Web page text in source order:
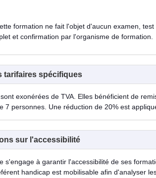
formation ne fait l'objet d'aucun examen,
et confirmation par l'organisme de formation.
tarifaires spécifiques
exonérées de TVA. Elles bénéficient de
7 personnes. Une réduction de 20% est
sur l'accessibilité
s'engage à garantir l'accessibilité de ses
handicap est mobilisable afin d'analyser